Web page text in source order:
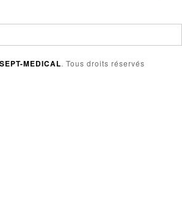
SEPT-MEDICAL. Tous droits réservés